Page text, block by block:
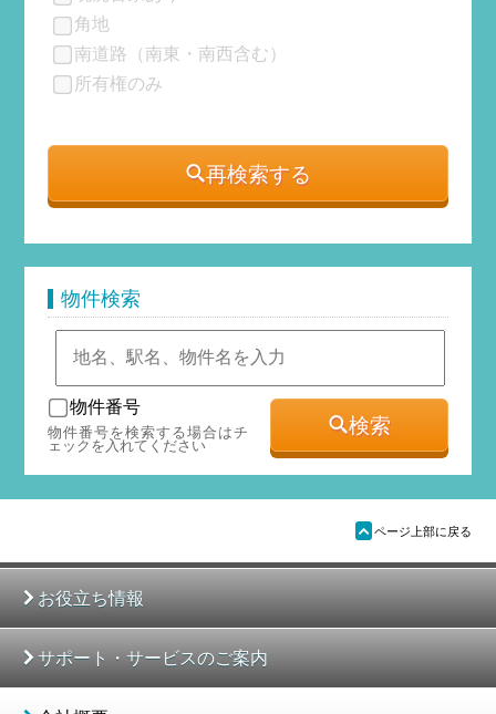
角地
南道路（南東・南西含む）
所有権のみ
再検索する
物件検索
物件番号
物件番号を検索する場合はチ
ェックを入れてください
検索
ü ページ上部に戻る
お役立ち情報
サポート・サービスのご案内